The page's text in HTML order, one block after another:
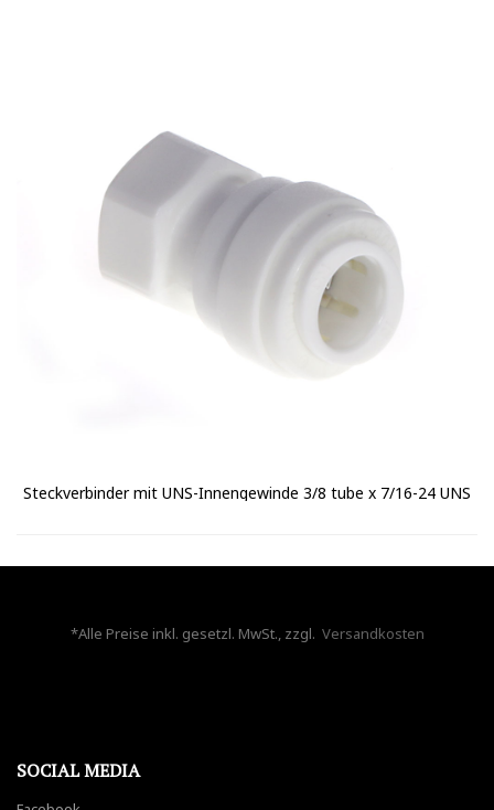
Steckverbinder mit UNS-Innengewinde 3/8 tube x 7/16-24 UNS
*Alle Preise inkl. gesetzl. MwSt., zzgl. Versandkosten
SOCIAL MEDIA